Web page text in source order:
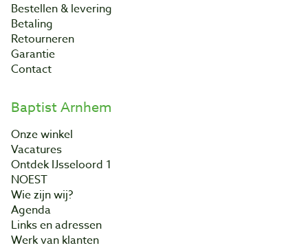
Bestellen & levering
Betaling
Retourneren
Garantie
Contact
Baptist Arnhem
Onze winkel
Vacatures
Ontdek IJsseloord 1
NOEST
Wie zijn wij?
Agenda
Links en adressen
Werk van klanten